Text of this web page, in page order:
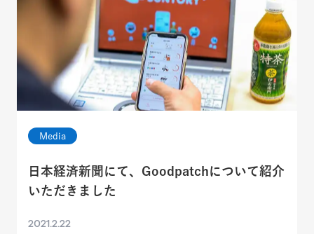
Media
日本経済新聞にて、Goodpatchについて紹介
いただきました
2021.2.22